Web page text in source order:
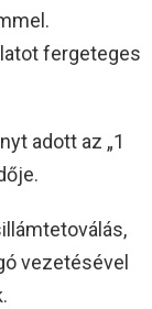
fergeteges
adott az „1
vezetésével